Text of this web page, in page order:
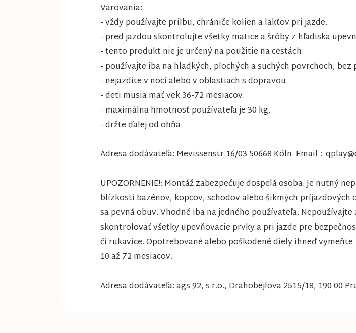
Varovania:
- vždy používajte prilbu, chrániče kolien a lakťov pri jazde.
- pred jazdou skontrolujte všetky matice a šróby z hľadiska
- tento produkt nie je určený na použitie na cestách.
- používajte iba na hladkých, plochých a suchých povrchoch,
- nejazdite v noci alebo v oblastiach s dopravou.
- deti musia mať vek 36-72 mesiacov.
- maximálna hmotnosť používateľa je 30 kg.
- držte ďalej od ohňa.
Adresa dodávateľa: Mevissenstr.16/03 50668 Köln. Email：
UPOZORNENIE!: Montáž zabezpečuje dospelá osoba. Je nutný
blízkosti bazénov, kopcov, schodov alebo šikmých príjazdových
sa pevná obuv. Vhodné iba na jedného používateľa.
skontrolovať všetky upevňovacie prvky a pri jazde pre
či rukavice. Opotrebované alebo poškodené diely ihneď
10 až 72 mesiacov.
Adresa dodávateľa: ags 92, s.r.o., Drahobejlova 2515/18, 190 00